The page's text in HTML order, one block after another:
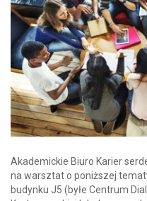
Akademickie Biuro Karier
na warsztat o poniższej
budynku J5 (byłe Centrum